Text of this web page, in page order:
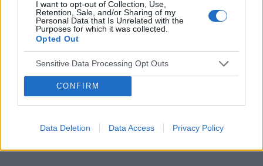
I want to opt-out of Collection, Use,
Retention, Sale, and/or Sharing of my
Personal Data that Is Unrelated with the
Purposes for which it was collected.
Opted Out
Sensitive Data Processing Opt Outs
CONFIRM
Data Deletion Data Access Privacy Policy
Tematy miesiączka antykoncepcja
ciąża test ciążowy okres
Reklama: